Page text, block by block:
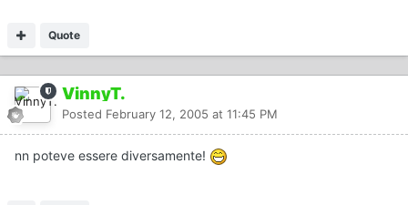
Quote
VinnyT.
Posted February 12, 2005 at 11:45 PM
nn poteve essere diversamente!